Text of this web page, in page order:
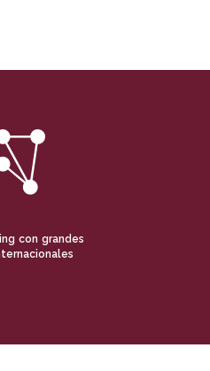
con grandes